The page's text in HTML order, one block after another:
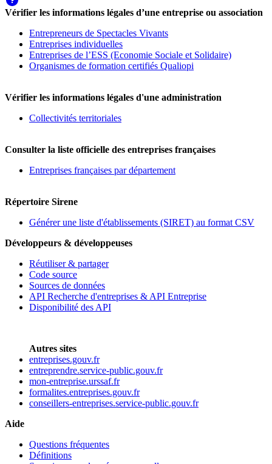
Vérifier les informations légales d’une entreprise ou association
Entrepreneurs de Spectacles Vivants
Entreprises individuelles
Entreprises de l’ESS (Economie Sociale et Solidaire)
Organismes de formation certifiés Qualiopi
Vérifier les informations légales d'une administration
Collectivités territoriales
Consulter la liste officielle des entreprises françaises
Entreprises françaises par département
Répertoire Sirene
Générer une liste d'établissements (SIRET) au format CSV
Développeurs & développeuses
Réutiliser & partager
Code source
Sources de données
API Recherche d'entreprises & API Entreprise
Disponibilité des API
Autres sites
entreprises.gouv.fr
entreprendre.service-public.gouv.fr
mon-entreprise.urssaf.fr
formalites.entreprises.gouv.fr
conseillers-entreprises.service-public.gouv.fr
Aide
Questions fréquentes
Définitions